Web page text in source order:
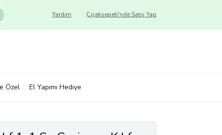
Çiçeksepeti'nde Satış Yap
Yardım
Özel El Yapımı Hediye